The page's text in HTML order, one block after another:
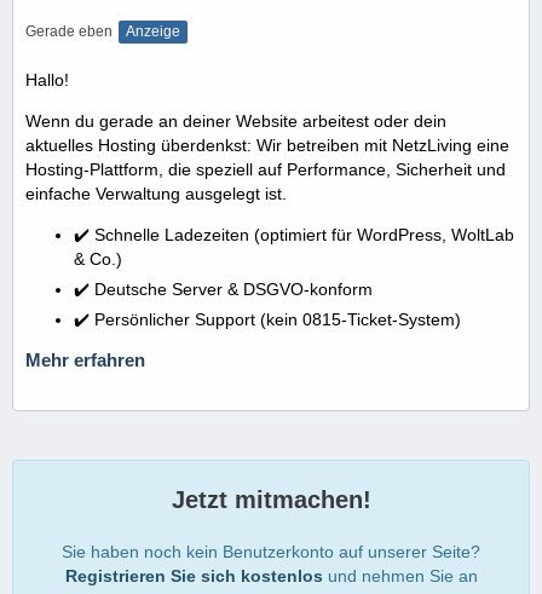
Gerade eben Anzeige
Hallo!
Wenn du gerade an deiner Website arbeitest oder dein
aktuelles Hosting überdenkst: Wir betreiben mit NetzLiving eine
Hosting-Plattform, die speziell auf Performance, Sicherheit und
einfache Verwaltung ausgelegt ist.
✔️ Schnelle Ladezeiten (optimiert für WordPress, WoltLab
& Co.)
✔️ Deutsche Server & DSGVO-konform
✔️ Persönlicher Support (kein 0815-Ticket-System)
Mehr erfahren
Jetzt mitmachen!
Sie haben noch kein Benutzerkonto auf unserer Seite?
Registrieren Sie sich kostenlos und nehmen Sie an